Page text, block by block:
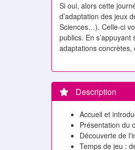
Si oui, alors cette
d’adaptation des jeux
Sciences…). Celle-ci
publics. En
adaptations concrètes,
Description
Accueil et
Présentation du
Découverte de
Temps de jeu :